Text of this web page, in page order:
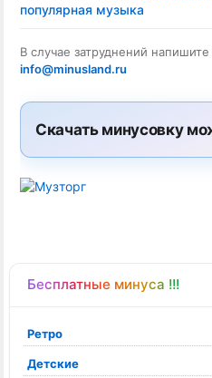
Бесплатные минуса !!!
Ретро
Детские
популярная музыка
В случае затруднений
info@minusland.ru
Скачать минусовку